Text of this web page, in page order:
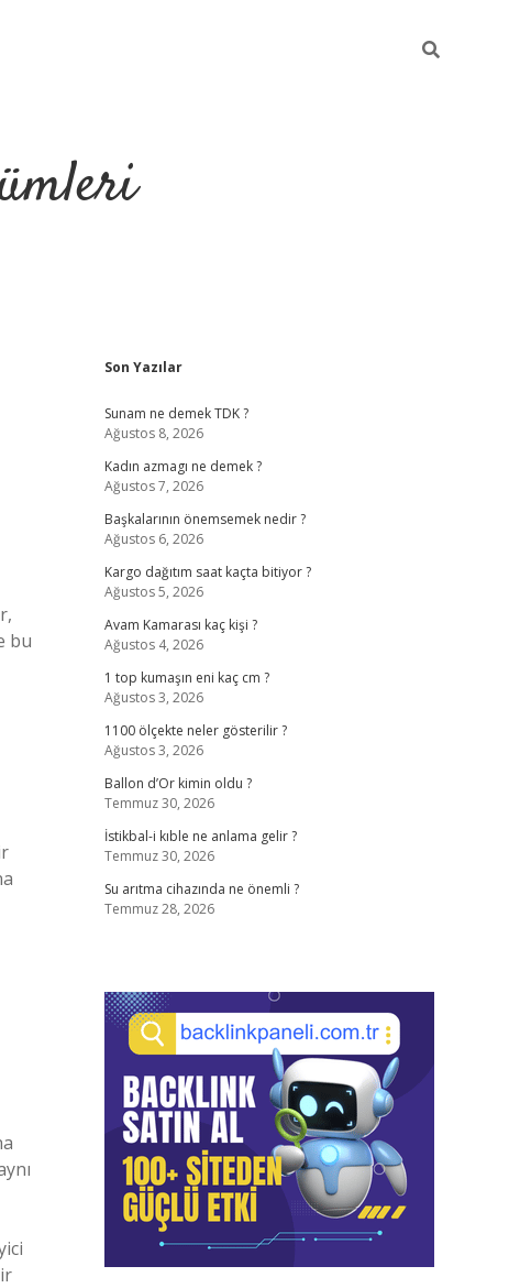
bu
Sidebar
Son Yazılar
Sunam ne demek TDK ?
Ağustos 8, 2026
Kadın azmagı ne demek ?
Ağustos 7, 2026
Başkalarının önemsemek nedir ?
Ağustos 6, 2026
Kargo dağıtım saat kaçta bitiyor ?
Ağustos 5, 2026
Avam Kamarası kaç kişi ?
Ağustos 4, 2026
1 top kumaşın eni kaç cm ?
Ağustos 3, 2026
1100 ölçekte neler gösterilir ?
Ağustos 3, 2026
Ballon d’Or kimin oldu ?
Temmuz 30, 2026
İstikbal-i kıble ne anlama gelir ?
Temmuz 30, 2026
Su arıtma cihazında ne önemli ?
Temmuz 28, 2026